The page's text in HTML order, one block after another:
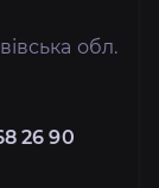
обл.
26 90